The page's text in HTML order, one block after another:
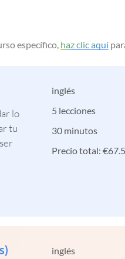
específico, haz clic aquí
lo
tu
inglés
5 lecciones
30 minutos
Precio total: €
inglés